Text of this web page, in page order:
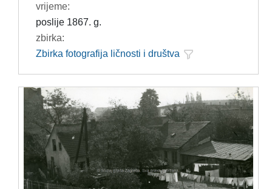
vrijeme:
poslije 1867. g.
zbirka:
Zbirka fotografija ličnosti i društva